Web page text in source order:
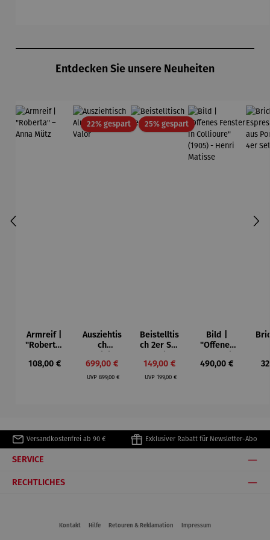
Entdecken Sie unsere Neuheiten
Armreif |
"Roberta"
Mütz
Regulärer Preis:
108,00 €
22% gespartRabatt
Ausziehtis
ch
– Valor
Verkaufspreis:
699,00 €
UVPRegulärer Preis:
899,00 €
25% gespartRabatt
Beistelltis
ch 2er Set
Verkaufspreis:
149,00 €
UVP Regulärer Preis:
199,00 €
Bild |
"Offenes
Collioure"
Regulärer Preis:
490,00 €
Versandkostenfrei ab 90 € Exklusiver Rabatt für Newsletter-Abo
SERVICE
RECHTLICHES
Kontakt Hilfe Retouren & Reklamation Impressum